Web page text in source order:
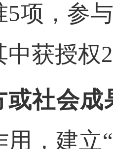
5项，参
中获授权
或社会
用，建立